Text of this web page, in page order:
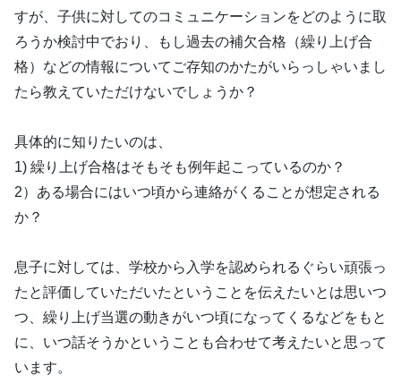
すが、子供に対してのコミュニケーションをどのように取
ろうか検討中でおり、もし過去の補欠合格（繰り上げ合
格）などの情報についてご存知のかたがいらっしゃいまし
たら教えていただけないでしょうか？
具体的に知りたいのは、
1) 繰り上げ合格はそもそも例年起こっているのか？
2）ある場合にはいつ頃から連絡がくることが想定される
か？
息子に対しては、学校から入学を認められるぐらい頑張っ
たと評価していただいたということを伝えたいとは思いつ
つ、繰り上げ当選の動きがいつ頃になってくるなどをもと
に、いつ話そうかということも合わせて考えたいと思って
います。